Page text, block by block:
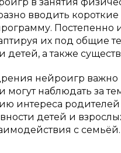
вводить
Постепенно
их под общие
детей, а также
нейроигр важно
могут наблюдать за
интереса родителей
детей и
с семьёй.